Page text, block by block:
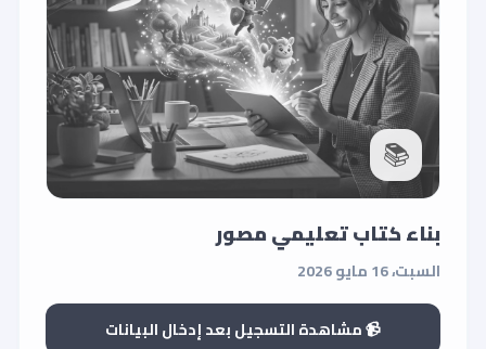
📚
بناء كتاب تعليمي مصور
السبت، 16 مايو 2026
📹 مشاهدة التسجيل بعد إدخال البيانات